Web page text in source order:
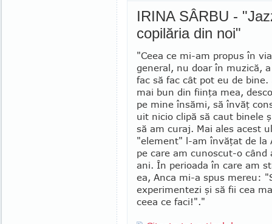
IRINA SÂRBU -
copilăria din noi"
"Ceea ce mi-am propus în
general, nu doar în mu­zică,
fac să fac cât pot eu de bine.
mai bun din fiinţa mea,
pe mine însămi, să învăţ
uit nicio clipă să caut binele
să am curaj. Mai ales acest
"element" l-am învăţat de la
pe care am cunoscut-o când
ani. În perioada în care am
ea, Anca mi-a spus mereu:
experimentezi şi să fii cea
ceea ce faci!"."